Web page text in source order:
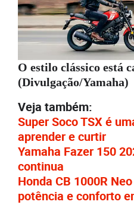
O estilo clássico está
(Divulgação/Yamaha)
Veja também:
Super Soco TSX é
aprender e curtir
Yamaha Fazer 150
continua
Honda CB 1000R
potência e conforto